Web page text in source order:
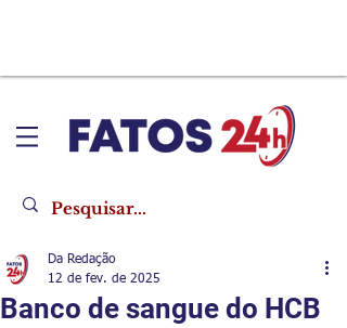
Banco de sangue do HCB
Da Redação
12 de fev. de 2025